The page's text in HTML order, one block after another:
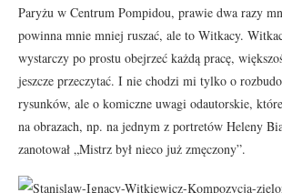
Paryżu w Centrum Pompidou, prawie dwa razy
powinna mnie mniej ruszać, ale to Witkacy.
wystarczy po prostu obejrzeć każdą pracę,
jeszcze przeczytać. I nie chodzi mi tylko o
rysunków, ale o komiczne uwagi odautorskie,
na obrazach, np. na jednym z portretów Heleny
zanotował „Mistrz był nieco już zmęczony”.